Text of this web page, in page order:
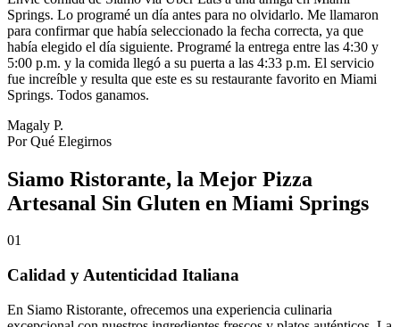
Springs. Lo programé un día antes para no olvidarlo. Me llamaron
para confirmar que había seleccionado la fecha correcta, ya que
había elegido el día siguiente. Programé la entrega entre las 4:30 y
5:00 p.m. y la comida llegó a su puerta a las 4:33 p.m. El servicio
fue increíble y resulta que este es su restaurante favorito en Miami
Springs. Todos ganamos.
Magaly P.
Por Qué Elegirnos
Siamo Ristorante, la Mejor Pizza
Artesanal Sin Gluten en Miami Springs
01
Calidad y Autenticidad Italiana
En Siamo Ristorante, ofrecemos una experiencia culinaria